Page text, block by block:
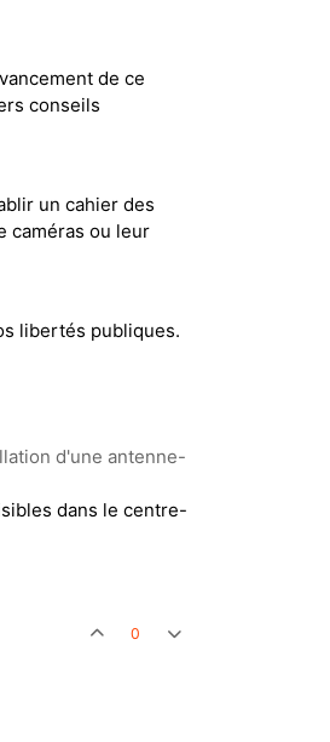
de ce
conseils
un cahier des
caméras ou leur
libertés publiques.
d'une antenne-
dans le centre-
0